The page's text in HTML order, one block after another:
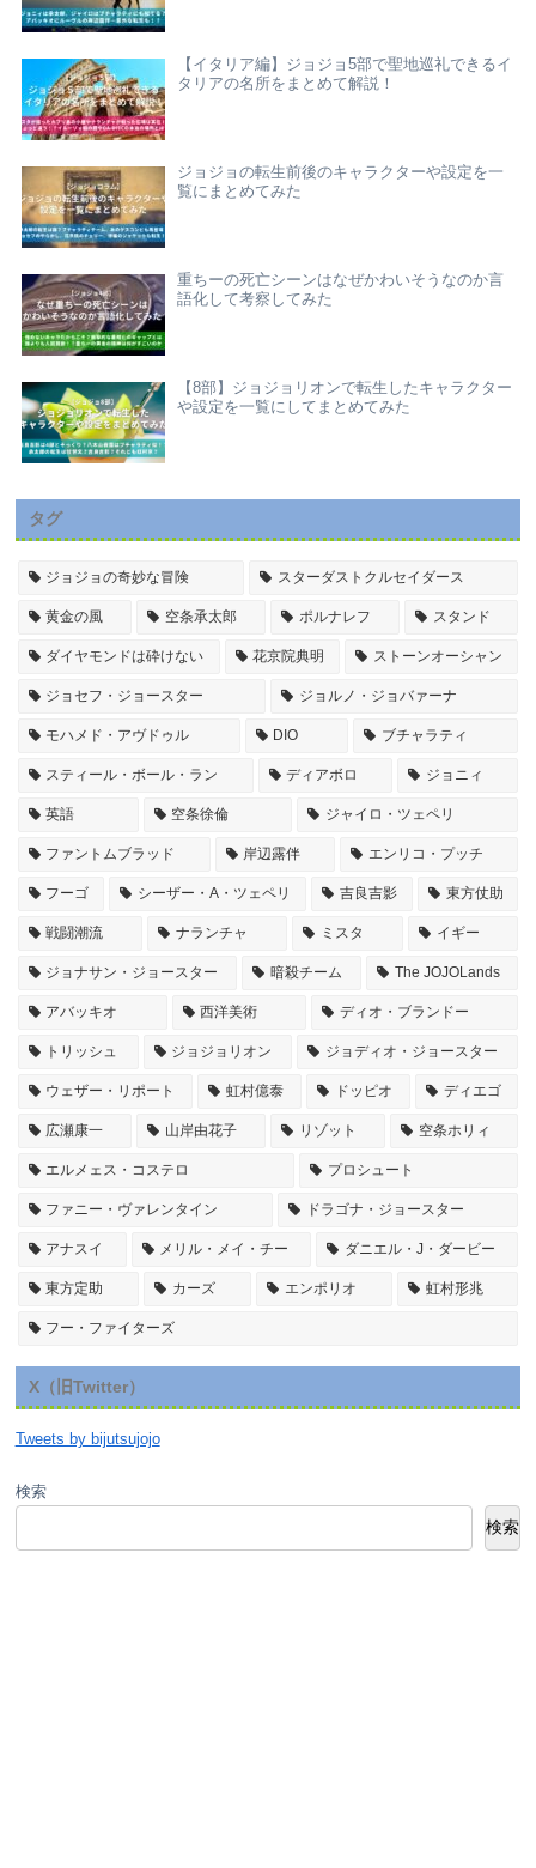
【イタリア編】ジョジョ5部で聖地巡礼できるイ
タリアの名所をまとめて解説！
ジョジョの転生前後のキャラクターや設定を一
覧にまとめてみた
重ちーの死亡シーンはなぜかわいそうなのか言
語化して考察してみた
【8部】ジョジョリオンで転生したキャラクター
や設定を一覧にしてまとめてみた
タグ
ジョジョの奇妙な冒険 スターダストクルセイダース
黄金の風 空条承太郎 ポルナレフ スタンド
ダイヤモンドは砕けない 花京院典明 ストーンオーシャン
ジョセフ・ジョースター ジョルノ・ジョバァーナ
モハメド・アヴドゥル DIO ブチャラティ
スティール・ボール・ラン ディアボロ ジョニィ
英語 空条徐倫 ジャイロ・ツェペリ
ファントムブラッド 岸辺露伴 エンリコ・プッチ
フーゴ シーザー・A・ツェペリ 吉良吉影 東方仗助
戦闘潮流 ナランチャ ミスタ イギー
ジョナサン・ジョースター 暗殺チーム The JOJOLands
アバッキオ 西洋美術 ディオ・ブランドー
トリッシュ ジョジョリオン ジョディオ・ジョースター
ウェザー・リポート 虹村億泰 ドッピオ ディエゴ
広瀬康一 山岸由花子 リゾット 空条ホリィ
エルメェス・コステロ プロシュート
ファニー・ヴァレンタイン ドラゴナ・ジョースター
アナスイ メリル・メイ・チー ダニエル・J・ダービー
東方定助 カーズ エンポリオ 虹村形兆
フー・ファイターズ
X（旧Twitter）
Tweets by bijutsujojo
検索
検索